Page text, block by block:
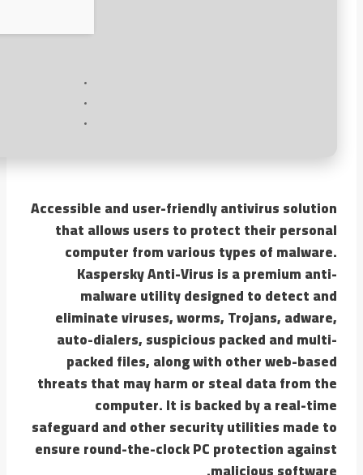
Accessible and user-friendly antivirus solution
that allows users to protect their personal
computer from various types of malware.
Kaspersky Anti-Virus is a premium anti-
malware utility designed to detect and
eliminate viruses, worms, Trojans, adware,
auto-dialers, suspicious packed and multi-
packed files, along with other web-based
threats that may harm or steal data from the
computer. It is backed by a real-time
safeguard and other security utilities made to
ensure round-the-clock PC protection against